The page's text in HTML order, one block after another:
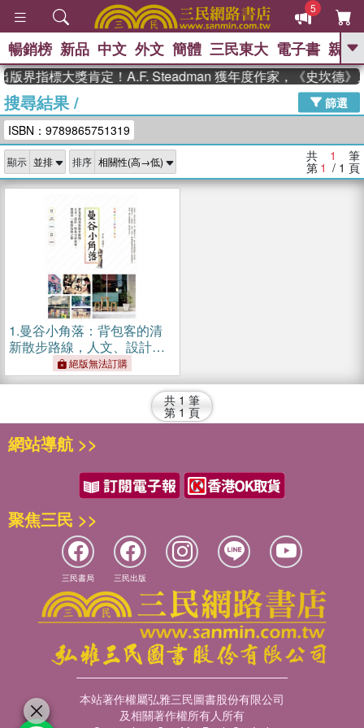
5
GO
高希均教授回憶錄
、 The Odyssey 、 父親節 、 如果歷
獎 臺灣漫遊錄 、 方念華 、 台灣的李
登輝時代
數學女孩：黎曼猜想 、
偉大的迷走神經
暢銷榜 新品 中文 外文 簡體 三民東大 電子書 親子
版界指標大獎肯定！A.F. Steadman 獲年度作家，《史坎德》
搜尋結果/
篩選
ISBN：9789865751319
顯示 排序 共 1 筆
第 1 / 1 頁
1.曼谷小角落：背包客的清
新散步路線，人文、設計、
特色小店旅宿，發現不一樣
的怡情之都
絕版無法訂購
共 1 筆
第 1 頁
網站導航 >>
聚焦三民 >>
三民書局 三民出版
本站著作權屬弘雅三民圖書股份有限公司
及相關著作權所有人所有